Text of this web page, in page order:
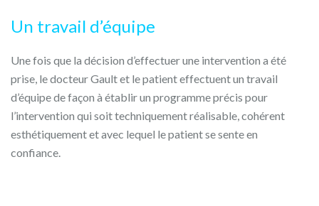
Un travail d’équipe
Une fois que la décision d’effectuer une intervention a été
prise, le docteur Gault et le patient effectuent un travail
d’équipe de façon à établir un programme précis pour
l’intervention qui soit techniquement réalisable, cohérent
esthétiquement et avec lequel le patient se sente en
confiance.